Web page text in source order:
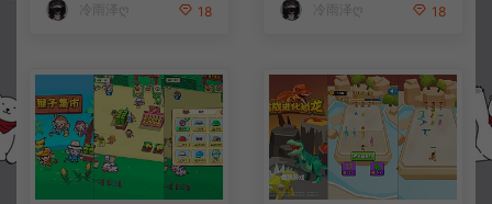
冷雨泽ღ 18 冷雨泽ღ 18